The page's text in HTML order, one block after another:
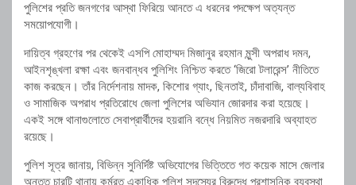
পুলিশের প্রতি জনগণের আস্থা ফিরিয়ে আনতে এ ধরনের পদক্ষেপ অত্যন্ত
সময়োপযোগী।
দায়িত্ব গ্রহণের পর থেকেই এসপি মোহাম্মদ মিজানুর রহমান মুন্সী অপরাধ দমন,
আইনশৃঙ্খলা রক্ষা এবং জনবান্ধব পুলিশিং নিশ্চিত করতে ‘জিরো টলারেন্স’ নীতিতে
কাজ করছেন। তাঁর নির্দেশনায় মাদক, কিশোর গ্যাং, ছিনতাই, চাঁদাবাজি, বাল্যবিবাহ
ও সামাজিক অপরাধ প্রতিরোধে জেলা পুলিশের অভিযান জোরদার করা হয়েছে।
একই সঙ্গে থানাগুলোতে সেবাপ্রার্থীদের হয়রানি বন্ধে নিয়মিত নজরদারি অব্যাহত
রয়েছে।
পুলিশ সূত্র জানায়, বিভিন্ন সুনির্দিষ্ট অভিযোগের ভিত্তিতে গত কয়েক মাসে জেলার
অন্তত চারটি থানায় কর্মরত একাধিক পুলিশ সদস্যের বিরুদ্ধে প্রশাসনিক ব্যবস্থা